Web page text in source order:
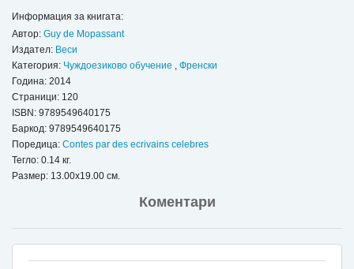
Информация за книгата:
Автор: Guy de Mopassant
Издател: Веси
Категория: Чуждоезиково обучение
Френски
Година: 2014
Страници: 120
ISBN: 9789549640175
Баркод: 9789549640175
Поредица: Contes par des ecrivains celebres
Тегло: 0.14 кг.
Размер: 13.00x19.00 см.
Коментари